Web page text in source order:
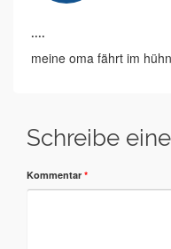
....
meine oma fährt im
Schreibe
Kommentar *